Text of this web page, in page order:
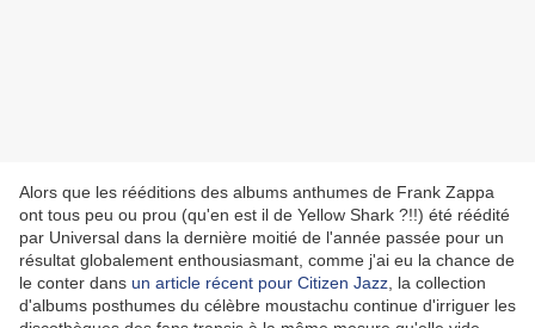
Alors que les rééditions des albums anthumes de Frank Zappa
ont tous peu ou prou (qu'en est il de Yellow Shark ?!!) été réédité
par Universal dans la dernière moitié de l'année passée pour un
résultat globalement enthousiasmant, comme j'ai eu la chance de
le conter dans un article récent pour Citizen Jazz , la collection
d'albums posthumes du célèbre moustachu continue d'irriguer les